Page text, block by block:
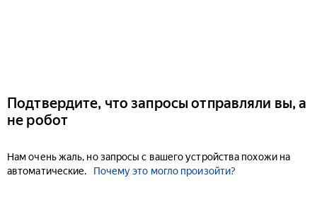
Подтвердите, что запросы отправляли вы, а
не робот
Нам очень жаль, но запросы с вашего устройства похожи на
автоматические.
Почему это могло произойти?